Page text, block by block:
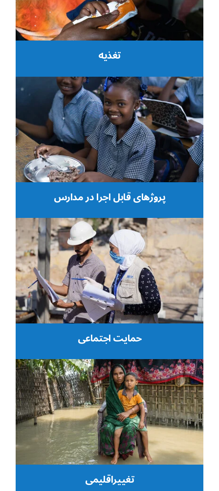
تغذیه
پروژهای قابل اجرا در مدارس
حمایت اجتماعی
تغییراقلیمی